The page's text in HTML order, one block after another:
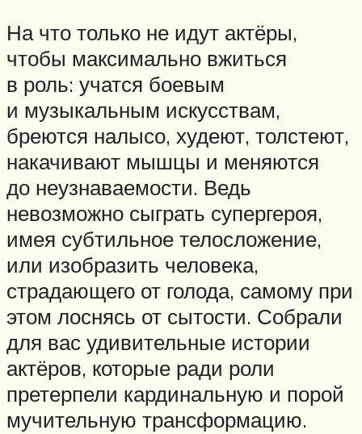
На что только не идут актёры,
чтобы максимально вжиться
в роль: учатся боевым
и музыкальным искусствам,
бреются налысо, худеют, толстеют,
накачивают мышцы и меняются
до неузнаваемости. Ведь
невозможно сыграть супергероя,
имея субтильное телосложение,
или изобразить человека,
страдающего от голода, самому при
этом лоснясь от сытости. Собрали
для вас удивительные истории
актёров, которые ради роли
претерпели кардинальную и порой
мучительную трансформацию.